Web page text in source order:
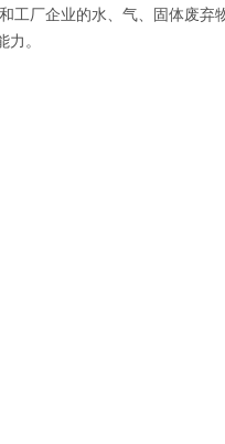
工厂企业的水、气、固体废弃
。